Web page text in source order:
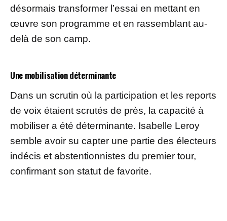
désormais transformer l’essai en mettant en
œuvre son programme et en rassemblant au-
delà de son camp.
Une mobilisation déterminante
Dans un scrutin où la participation et les reports
de voix étaient scrutés de près, la capacité à
mobiliser a été déterminante. Isabelle Leroy
semble avoir su capter une partie des électeurs
indécis et abstentionnistes du premier tour,
confirmant son statut de favorite.